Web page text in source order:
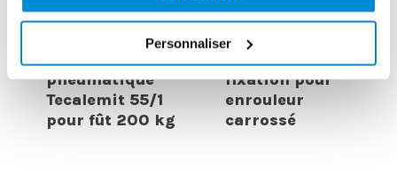
Personnaliser
Pompe
pneumatique
Tecalemit 55/1
pour fût 200 kg
Plaques de
fixation pour
enrouleur
carrossé